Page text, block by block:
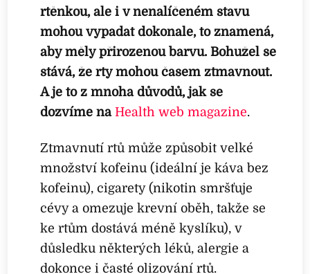
rtěnkou, ale i v nenalíčeném stavu
mohou vypadat dokonale, to znamená,
aby měly přirozenou barvu. Bohužel se
stává, že rty mohou časem ztmavnout.
A je to z mnoha důvodů, jak se
dozvíme naHealth web magazine.
Ztmavnutí rtů může způsobit velké
množství kofeinu (ideální je káva bez
kofeinu), cigarety (nikotin smršťuje
cévy a omezuje krevní oběh, takže se
ke rtům dostává méně kyslíku), v
důsledku některých léků, alergie a
dokonce i časté olizování rtů.